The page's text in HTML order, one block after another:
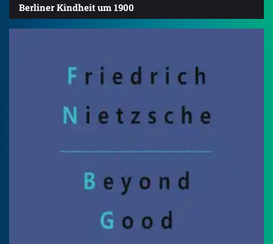
Berliner Kindheit um 1900